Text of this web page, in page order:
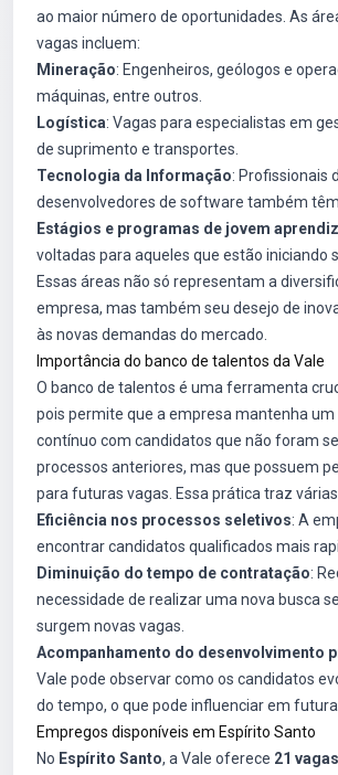
ao maior número de oportunidades. As
vagas incluem:
Mineração: Engenheiros, geólogos e
máquinas, entre outros.
Logística: Vagas para especialistas em
de suprimento e transportes.
Tecnologia da Informação: Profissionais
desenvolvedores de software também têm
Estágios e programas de jovem aprendiz
voltadas para aqueles que estão iniciando
Essas áreas não só representam a
empresa, mas também seu desejo de
às novas demandas do mercado.
Importância do banco de talentos da Vale
O banco de talentos é uma ferramenta
pois permite que a empresa mantenha
contínuo com candidatos que não foram
processos anteriores, mas que possuem
para futuras vagas. Essa prática traz
Eficiência nos processos seletivos: A
encontrar candidatos qualificados mais
Diminuição do tempo de contratação:
necessidade de realizar uma nova busca
surgem novas vagas.
Acompanhamento do desenvolvimento
Vale pode observar como os candidatos
do tempo, o que pode influenciar em
Empregos disponíveis em Espírito Santo
No Espírito Santo, a Vale oferece 21 vagas